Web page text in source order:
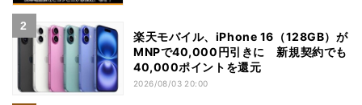
楽天モバイル、iPhone 16（128GB）が
MNPで40,000円引きに 新規契約でも
40,000ポイントを還元
2026/08/03 20:00